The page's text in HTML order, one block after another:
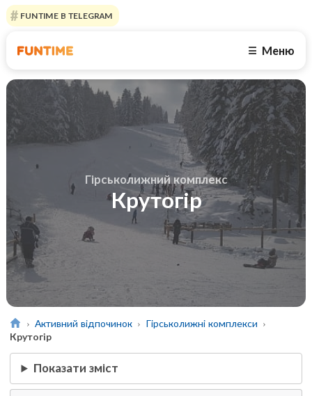
FUNTIME В TELEGRAM
☰ Меню
Гірськолижний комплекс
Крутогір
Активний відпочинок
Гірськолижні комплекси
Крутогір
Показати зміст